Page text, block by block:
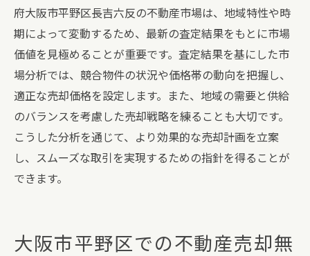
府大阪市平野区長吉六反の不動産市場は、地域特性や時
期によって変動するため、最新の査定結果をもとに市場
価値を見極めることが重要です。査定結果を基にした市
場分析では、競合物件の状況や価格帯の動向を把握し、
適正な売却価格を設定します。また、地域の需要と供給
のバランスを考慮した売却戦略を練ることも大切です。
こうした分析を通じて、より効果的な売却計画を立案
し、スムーズな取引を実現するための指針を得ることが
できます。
大阪市平野区での不動産売却無